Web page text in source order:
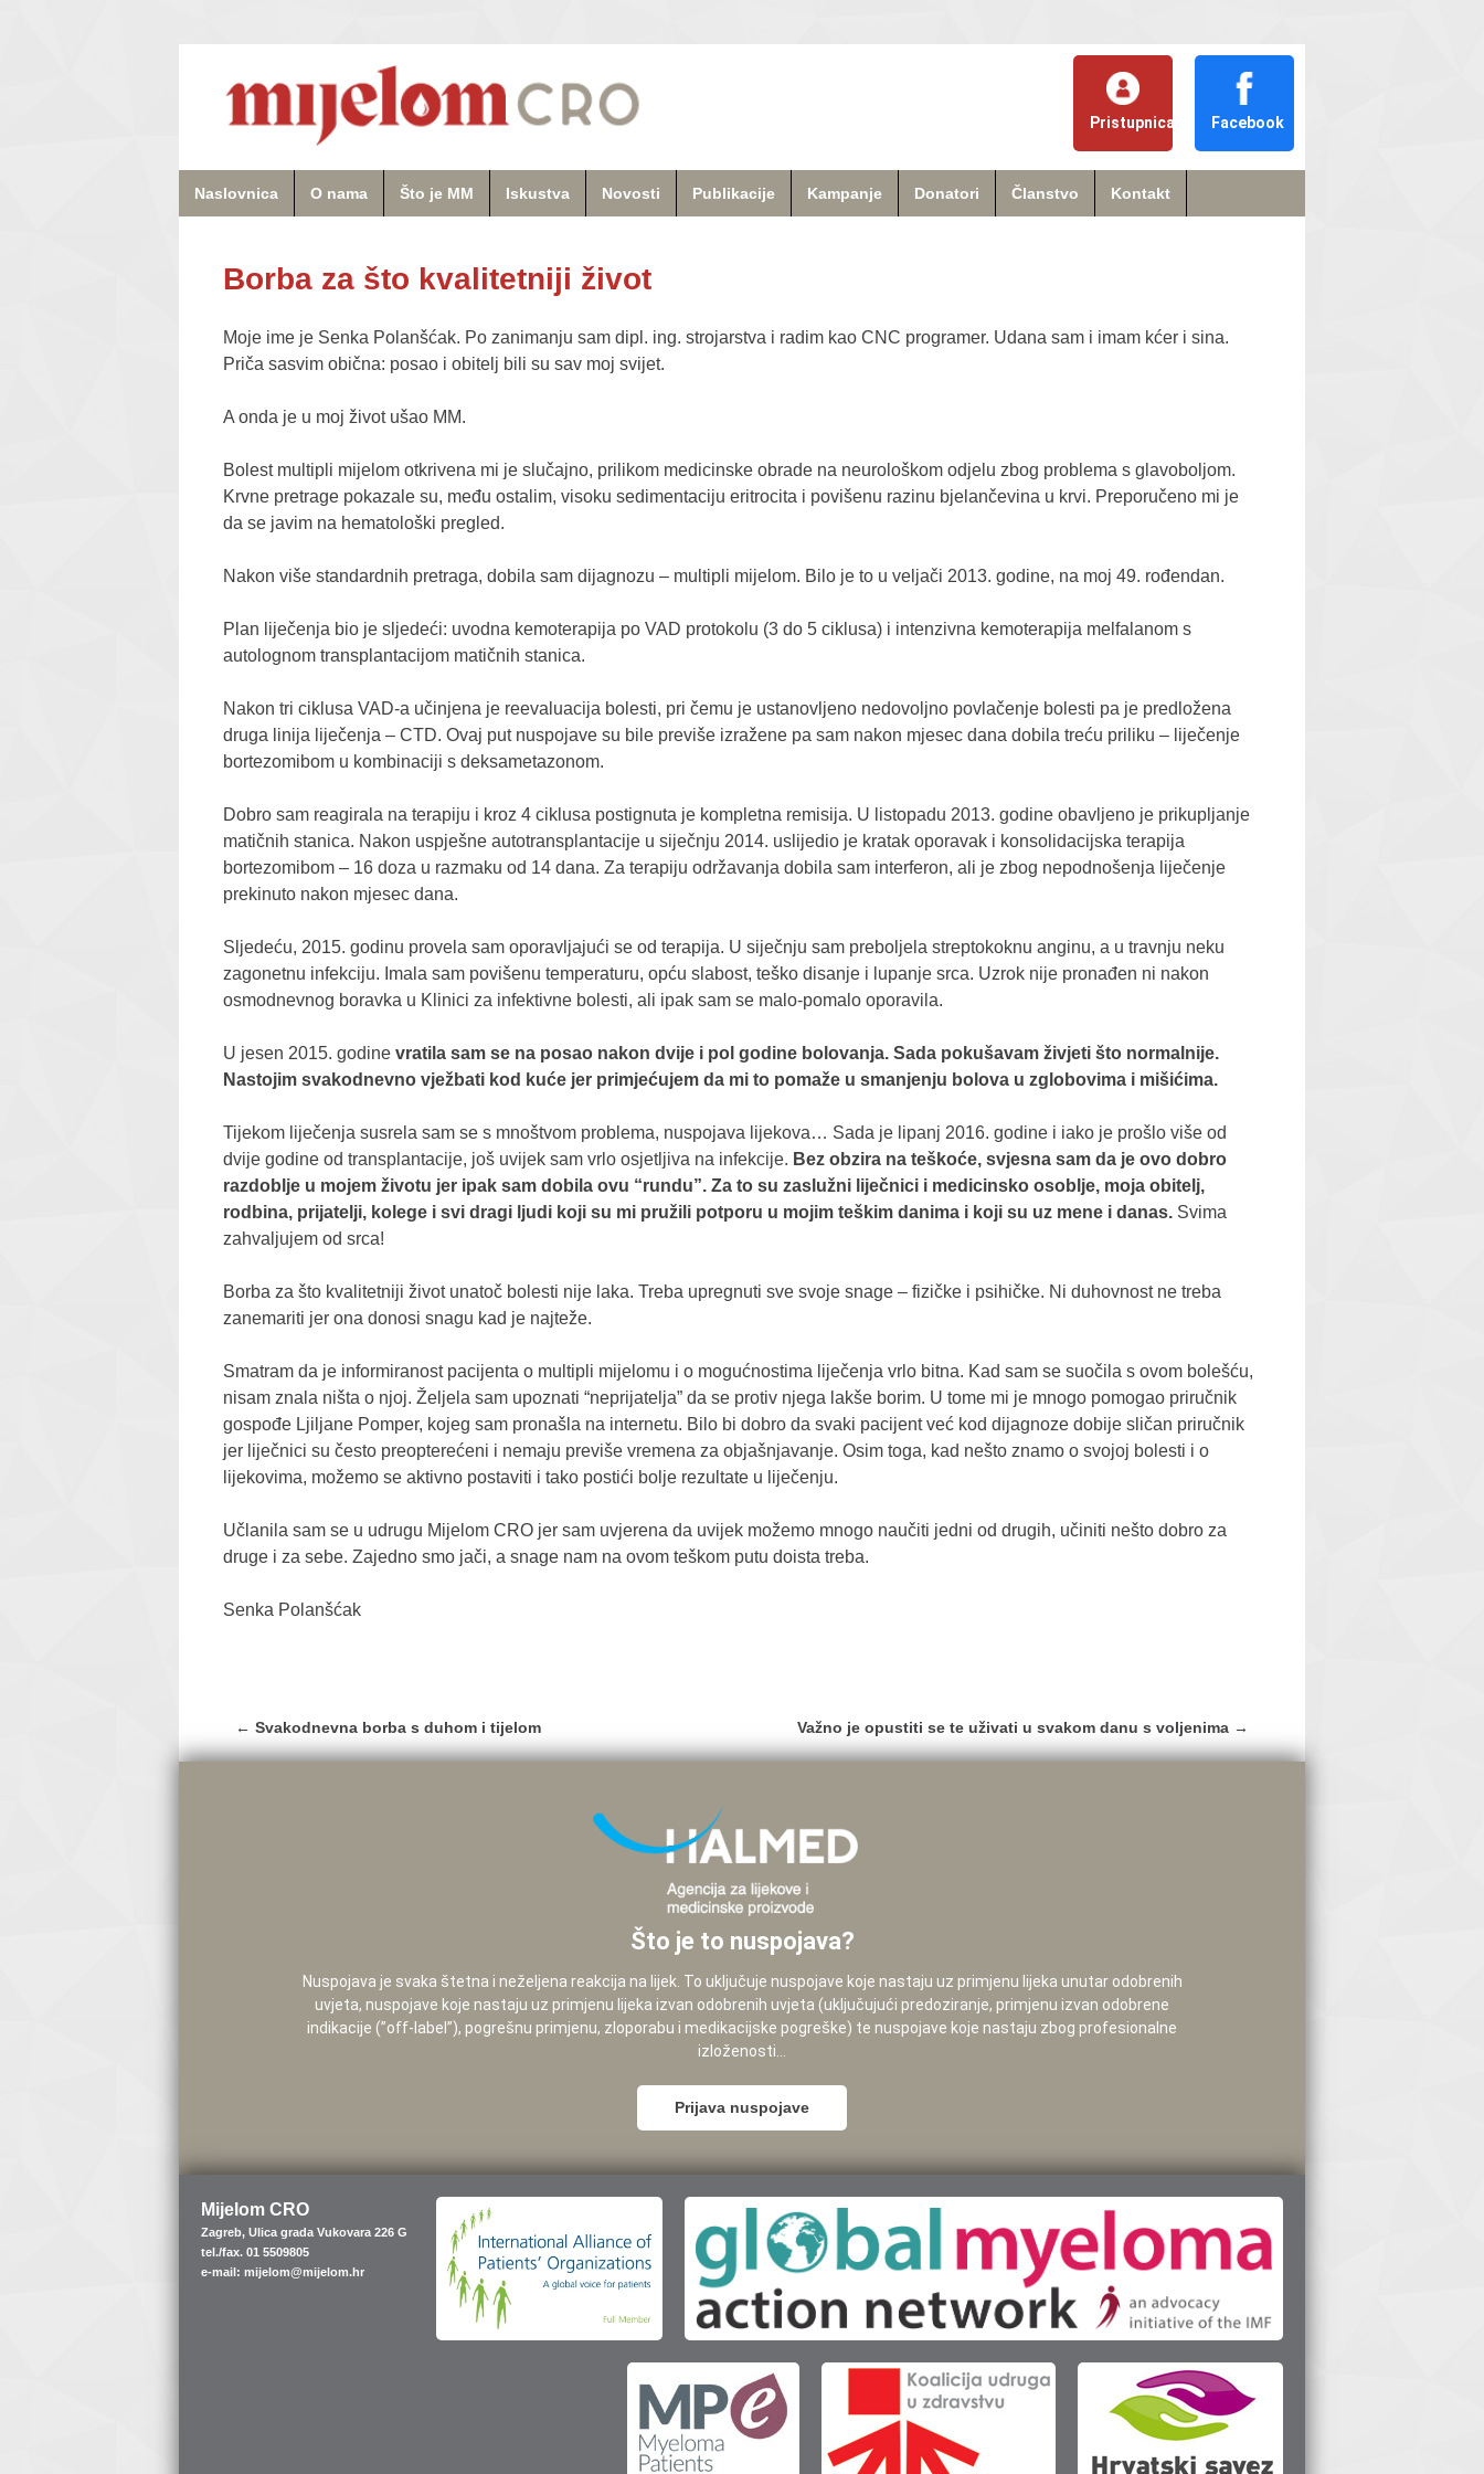
Pristupnica Facebook
Naslovnica O nama Što je MM Iskustva Novosti Publikacije Kampanje Donatori Članstvo Kontakt
Borba za što kvalitetniji život
Moje ime je Senka Polanšćak. Po zanimanju sam dipl. ing. strojarstva i radim kao CNC programer. Udana sam i imam kćer i sina.
Priča sasvim obična: posao i obitelj bili su sav moj svijet.
A onda je u moj život ušao MM.
Bolest multipli mijelom otkrivena mi je slučajno, prilikom medicinske obrade na neurološkom odjelu zbog problema s glavoboljom.
Krvne pretrage pokazale su, među ostalim, visoku sedimentaciju eritrocita i povišenu razinu bjelančevina u krvi. Preporučeno mi je
da se javim na hematološki pregled.
Nakon više standardnih pretraga, dobila sam dijagnozu – multipli mijelom. Bilo je to u veljači 2013. godine, na moj 49. rođendan.
Plan liječenja bio je sljedeći: uvodna kemoterapija po VAD protokolu (3 do 5 ciklusa) i intenzivna kemoterapija melfalanom s
autolognom transplantacijom matičnih stanica.
Nakon tri ciklusa VAD-a učinjena je reevaluacija bolesti, pri čemu je ustanovljeno nedovoljno povlačenje bolesti pa je predložena
druga linija liječenja – CTD. Ovaj put nuspojave su bile previše izražene pa sam nakon mjesec dana dobila treću priliku – liječenje
bortezomibom u kombinaciji s deksametazonom.
Dobro sam reagirala na terapiju i kroz 4 ciklusa postignuta je kompletna remisija. U listopadu 2013. godine obavljeno je prikupljanje
matičnih stanica. Nakon uspješne autotransplantacije u siječnju 2014. uslijedio je kratak oporavak i konsolidacijska terapija
bortezomibom – 16 doza u razmaku od 14 dana. Za terapiju održavanja dobila sam interferon, ali je zbog nepodnošenja liječenje
prekinuto nakon mjesec dana.
Sljedeću, 2015. godinu provela sam oporavljajući se od terapija. U siječnju sam preboljela streptokoknu anginu, a u travnju neku
zagonetnu infekciju. Imala sam povišenu temperaturu, opću slabost, teško disanje i lupanje srca. Uzrok nije pronađen ni nakon
osmodnevnog boravka u Klinici za infektivne bolesti, ali ipak sam se malo-pomalo oporavila.
U jesen 2015. godine vratila sam se na posao nakon dvije i pol godine bolovanja. Sada pokušavam živjeti što normalnije.
Nastojim svakodnevno vježbati kod kuće jer primjećujem da mi to pomaže u smanjenju bolova u zglobovima i mišićima.
Tijekom liječenja susrela sam se s mnoštvom problema, nuspojava lijekova… Sada je lipanj 2016. godine i iako je prošlo više od
dvije godine od transplantacije, još uvijek sam vrlo osjetljiva na infekcije. Bez obzira na teškoće, svjesna sam da je ovo dobro
razdoblje u mojem životu jer ipak sam dobila ovu “rundu”. Za to su zaslužni liječnici i medicinsko osoblje, moja obitelj,
rodbina, prijatelji, kolege i svi dragi ljudi koji su mi pružili potporu u mojim teškim danima i koji su uz mene i danas. Svima
zahvaljujem od srca!
Borba za što kvalitetniji život unatoč bolesti nije laka. Treba upregnuti sve svoje snage – fizičke i psihičke. Ni duhovnost ne treba
zanemariti jer ona donosi snagu kad je najteže.
Smatram da je informiranost pacijenta o multipli mijelomu i o mogućnostima liječenja vrlo bitna. Kad sam se suočila s ovom bolešću,
nisam znala ništa o njoj. Željela sam upoznati “neprijatelja” da se protiv njega lakše borim. U tome mi je mnogo pomogao priručnik
gospođe Ljiljane Pomper, kojeg sam pronašla na internetu. Bilo bi dobro da svaki pacijent već kod dijagnoze dobije sličan priručnik
jer liječnici su često preopterećeni i nemaju previše vremena za objašnjavanje. Osim toga, kad nešto znamo o svojoj bolesti i o
lijekovima, možemo se aktivno postaviti i tako postići bolje rezultate u liječenju.
Učlanila sam se u udrugu Mijelom CRO jer sam uvjerena da uvijek možemo mnogo naučiti jedni od drugih, učiniti nešto dobro za
druge i za sebe. Zajedno smo jači, a snage nam na ovom teškom putu doista treba.
Senka Polanšćak
Post
navigation
← Svakodnevna borba s duhom i tijelom Važno je opustiti se te uživati u svakom danu s voljenima →
Što je to nuspojava?
Nuspojava je svaka štetna i neželjena reakcija na lijek. To uključuje nuspojave koje nastaju uz primjenu lijeka unutar odobrenih
uvjeta, nuspojave koje nastaju uz primjenu lijeka izvan odobrenih uvjeta (uključujući predoziranje, primjenu izvan odobrene
indikacije (”off-label”), pogrešnu primjenu, zloporabu i medikacijske pogreške) te nuspojave koje nastaju zbog profesionalne
izloženosti...
Prijava nuspojave
Mijelom CRO
Zagreb, Ulica grada Vukovara 226 G
tel./fax. 01 5509805
e-mail: mijelom@mijelom.hr